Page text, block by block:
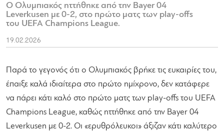
Ο Ολυμπιακός ηττήθηκε από την Bayer 04
Leverkusen με 0-2, στο πρώτο ματς των play-offs
του UEFA Champions League.
19.02.2026
Παρά το γεγονός ότι ο Ολυμπιακός βρήκε τις ευκαιρίες του,
έπαιξε καλά ιδιαίτερα στο πρώτο ημίχρονο, δεν κατάφερε
να πάρει κάτι καλό στο πρώτο ματς των play-offs του UEFA
Champions League, καθώς ηττήθηκε από την Bayer 04
Leverkusen με 0-2. Οι «ερυθρόλευκοι» άξιζαν κάτι καλύτερο